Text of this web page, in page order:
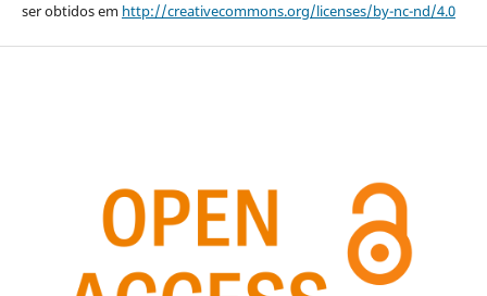
ser obtidos em http://creativecommons.org/licenses/by-nc-nd/4.0